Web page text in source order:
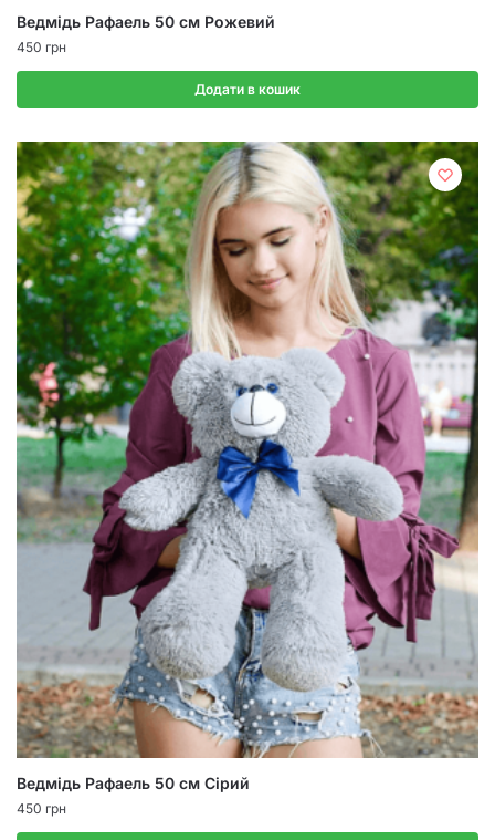
Ведмідь Рафаель 50 см Рожевий
450 грн
Додати в кошик
Ведмідь Рафаель 50 см Сірий
450 грн